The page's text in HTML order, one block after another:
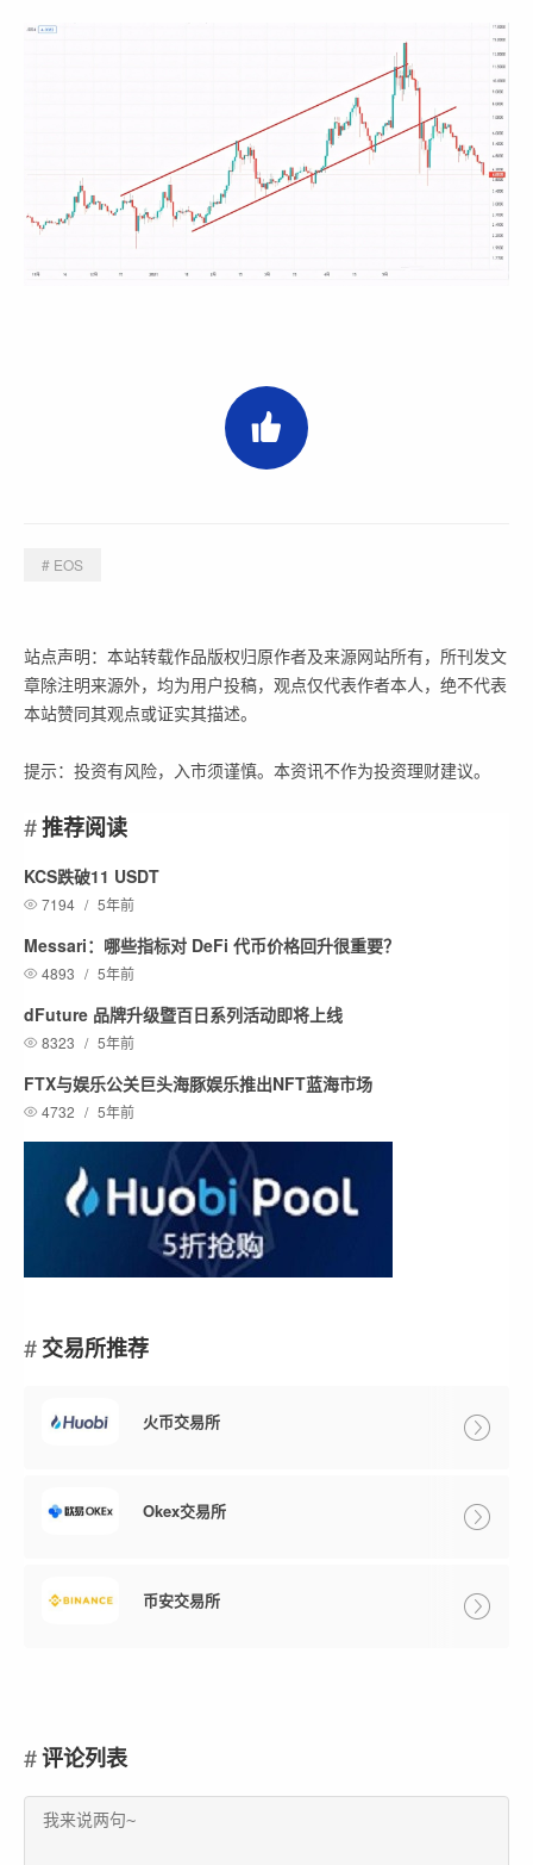
# EOS
站点声明：本站转载作品版权归原作者及来源网站所有，所刊发文
章除注明来源外，均为用户投稿，观点仅代表作者本人，绝不代表
本站赞同其观点或证实其描述。
提示：投资有风险，入市须谨慎。本资讯不作为投资理财建议。
推荐阅读
KCS跌破11 USDT
7194 / 5年前
Messari：哪些指标对 DeFi 代币价格回升很重要？
4893 / 5年前
dFuture 品牌升级暨百日系列活动即将上线
8323 / 5年前
FTX与娱乐公关巨头海豚娱乐推出NFT蓝海市场
4732 / 5年前
交易所推荐
火币交易所
Okex交易所
币安交易所
评论列表